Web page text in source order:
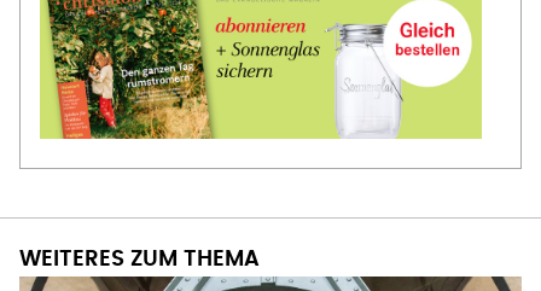
WEITERES ZUM THEMA